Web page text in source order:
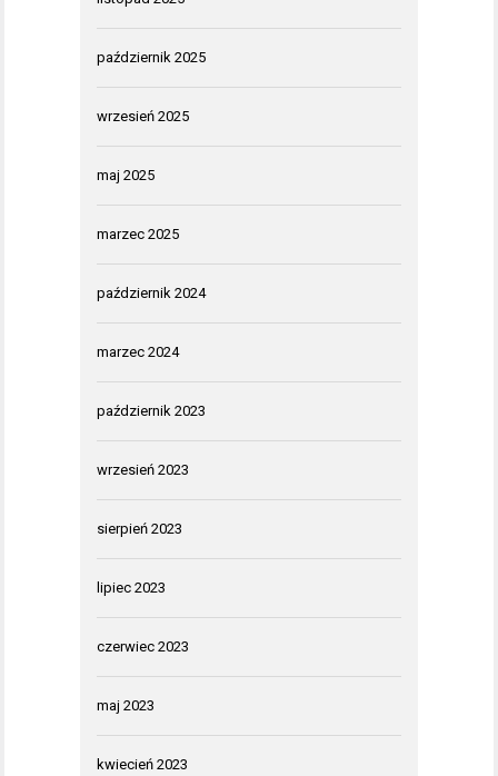
październik 2025
wrzesień 2025
maj 2025
marzec 2025
październik 2024
marzec 2024
październik 2023
wrzesień 2023
sierpień 2023
lipiec 2023
czerwiec 2023
maj 2023
kwiecień 2023